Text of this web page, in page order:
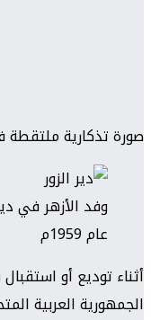
صورة تذكارية ملتقطة في
وفد الأزهر في
عام 1959م
أثناء توديع أو
الجمهورية العربية